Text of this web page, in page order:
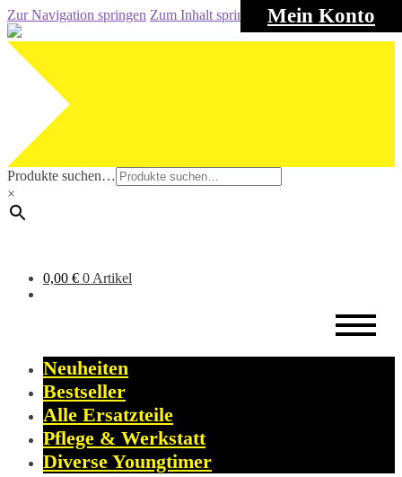
Mein Konto
Zur Navigation springen Zum Inhalt springen
Produkte suchen…
×
0,00 € 0 Artikel
Neuheiten
Bestseller
Alle Ersatzteile
Pflege & Werkstatt
Diverse Youngtimer